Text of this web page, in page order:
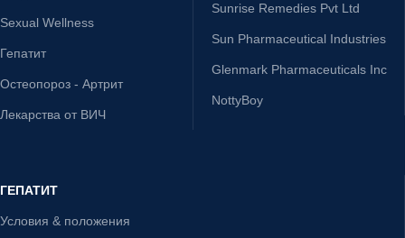
Sexual Wellness
Гепатит
Остеопороз - Артрит
Лекарства от ВИЧ
Sunrise Remedies Pvt Ltd
Sun Pharmaceutical Industries
Glenmark Pharmaceuticals Inc
NottyBoy
ГЕПАТИТ
Условия & положения